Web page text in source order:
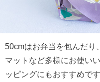
50cmはお弁当を包んだり
マットなど多様にお使い
ッピングにもおすすめです